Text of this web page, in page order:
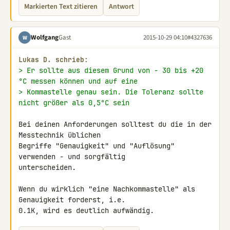
Markierten Text zitieren Antwort
W WolfgangGast 2015-10-29 04:10#4327636
Lukas D. schrieb:
> Er sollte aus diesem Grund von - 30 bis +20
°C messen können und auf eine
> Kommastelle genau sein. Die Toleranz sollte
nicht größer als 0,5°C sein
Bei deinen Anforderungen solltest du die in der
Messtechnik üblichen
Begriffe "Genauigkeit" und "Auflösung"
verwenden - und sorgfältig
unterscheiden.
Wenn du wirklich "eine Nachkommastelle" als
Genauigkeit forderst, i.e.
0.1K, wird es deutlich aufwändig.